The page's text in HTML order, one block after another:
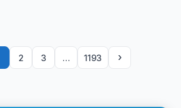
2 3 … 1193 ›